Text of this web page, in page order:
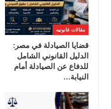
مقالات قانونيه
قضايا الصيادلة في مصر:
الدليل القانوني الشامل
للدفاع عن الصيادلة أمام
النيابة…